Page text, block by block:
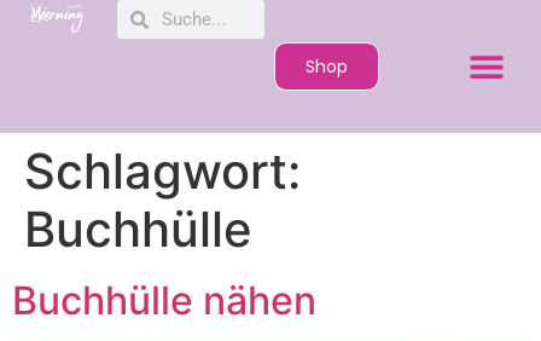
Shop
Schlagwort:
Buchhülle
Buchhülle nähen